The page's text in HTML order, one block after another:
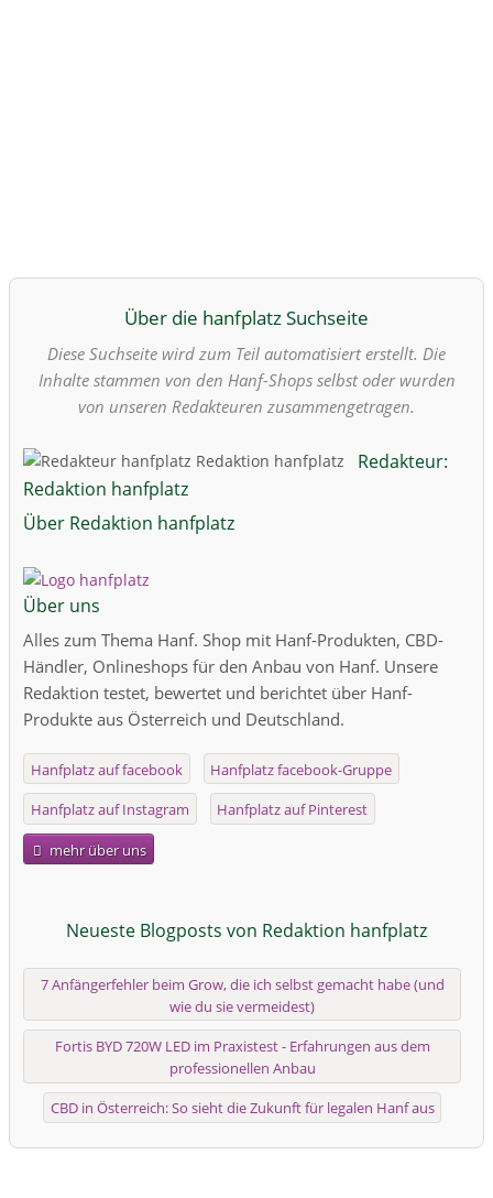
Über die hanfplatz Suchseite
Diese Suchseite wird zum Teil automatisiert erstellt. Die
Inhalte stammen von den Hanf-Shops selbst oder wurden
von unseren Redakteuren zusammengetragen.
Redakteur:
Redaktion hanfplatz
Über Redaktion hanfplatz
Über uns
Alles zum Thema Hanf. Shop mit Hanf-Produkten, CBD-
Händler, Onlineshops für den Anbau von Hanf. Unsere
Redaktion testet, bewertet und berichtet über Hanf-
Produkte aus Österreich und Deutschland.
Hanfplatz auf facebook Hanfplatz facebook-Gruppe
Hanfplatz auf Instagram Hanfplatz auf Pinterest
mehr über uns
Neueste Blogposts von Redaktion hanfplatz
7 Anfängerfehler beim Grow, die ich selbst gemacht habe (und
wie du sie vermeidest)
Fortis BYD 720W LED im Praxistest - Erfahrungen aus dem
professionellen Anbau
CBD in Österreich: So sieht die Zukunft für legalen Hanf aus